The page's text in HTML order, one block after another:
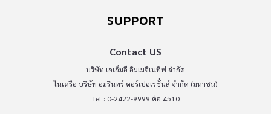
SUPPORT
Contact US
บริษัท เอเอ็มอี อิมเมจิเนทีฟ จำกัด
ในเครือ บริษัท อมรินทร์ คอร์เปอเรชั่นส์ จำกัด (มหาชน)
Tel : 0-2422-9999 ต่อ 4510